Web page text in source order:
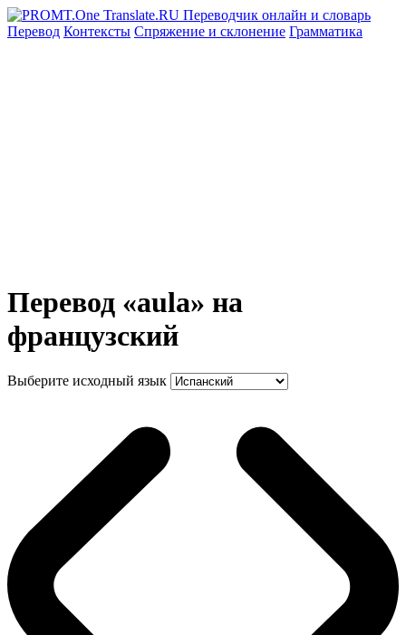
Перевод Контексты Спряжение и склонение Грамматика
Перевод «aula» на
французский
Выберите исходный язык